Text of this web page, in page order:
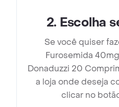
2. Escolha
Se você quiser
Furosemida
Donaduzzi 20
a loja onde deseja
clicar no